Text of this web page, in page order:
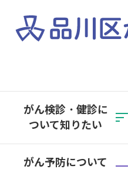
がん検診・健診に
ついて知りたい
がん予防について